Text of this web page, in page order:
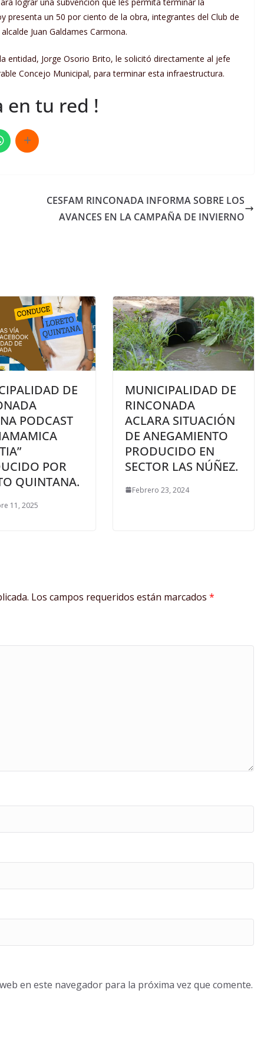
presenta un 50 por ciento de la obra, integrantes del Club de
Juan Galdames Carmona.
entidad, Jorge Osorio Brito, le solicitó directamente al jefe
Concejo Municipal, para terminar esta infraestructura.
en tu red !
CESFAM RINCONADA INFORMA SOBRE LOS
AVANCES EN LA CAMPAÑA DE INVIERNO
DE
PODCAST
POR
QUINTANA.
11, 2025
MUNICIPALIDAD DE
RINCONADA
ACLARA SITUACIÓN
DE ANEGAMIENTO
PRODUCIDO EN
SECTOR LAS NÚÑEZ.
Febrero 23, 2024
Los campos requeridos están marcados *
en este navegador para la próxima vez que comente.